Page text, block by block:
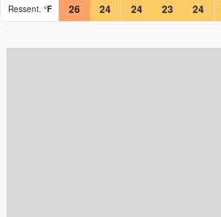
Ressent. °F 26 24 24 23 24